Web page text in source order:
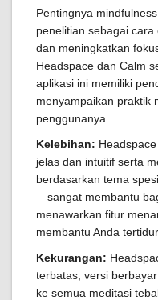
Pentingnya
penelitian sebagai
dan meningkatkan
Headspace dan Calm
aplikasi ini memiliki
menyampaikan praktik
penggunanya.
Kelebihan:
jelas dan intuitif serta
berdasarkan tema
—sangat membantu
menawarkan fitur
membantu Anda
Kekurangan:
terbatas; versi
ke semua meditasi